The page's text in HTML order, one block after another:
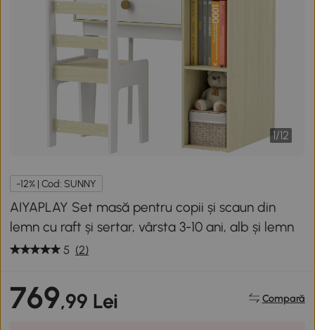
1/12
-12% | Cod: SUNNY
AIYAPLAY Set masă pentru copii și scaun din
lemn cu raft și sertar, vârsta 3-10 ani, alb și lemn
5 (2)
769,99 Lei Compară